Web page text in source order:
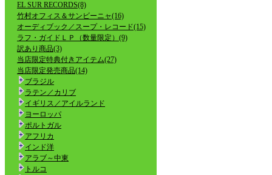
EL SUR RECORDS(8)
竹村オフィス＆サンビーニャ(16)
オーディブック／スープ・レコード(15)
ラフ・ガイドＬＰ（数量限定）(9)
訳あり商品(3)
当店限定特典付きアイテム(27)
当店限定発売商品(14)
ブラジル
ラテン／カリブ
イギリス／アイルランド
ヨーロッパ
ポルトガル
アフリカ
インド洋
アラブ～中東
トルコ